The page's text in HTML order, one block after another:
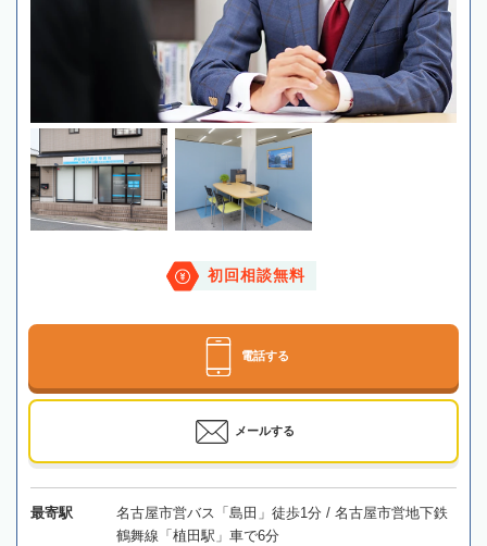
初回相談無料
電話する
メールする
最寄駅
名古屋市営バス「島田」徒歩1分 / 名古屋市営地下鉄
鶴舞線「植田駅」車で6分